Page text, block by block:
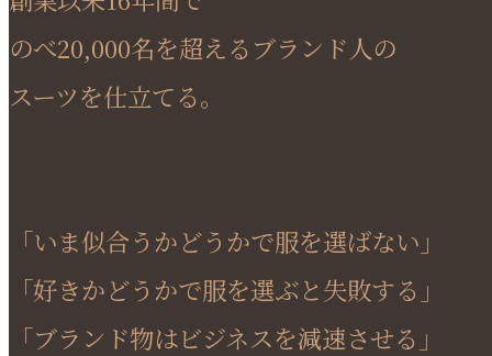
のべ20,000名を超えるブランド人の
スーツを仕立てる。
「いま似合うかどうかで服を選ばない」
「好きかどうかで服を選ぶと失敗する」
「ブランド物はビジネスを減速させる」